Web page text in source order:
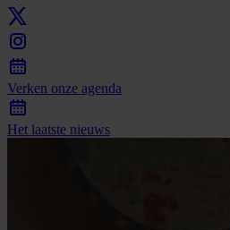
Verken onze agenda
Het laatste nieuws